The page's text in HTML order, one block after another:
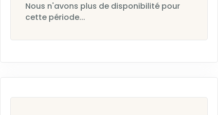
Nous n'avons plus de disponibilité pour
cette période...